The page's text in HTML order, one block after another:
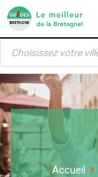
Skip
content
Recherche
produits
Accueil